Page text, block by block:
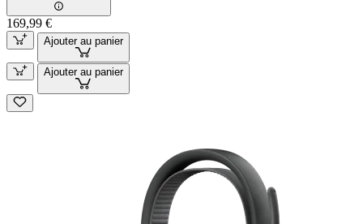
169,99 €
Ajouter au panier
Ajouter au panier